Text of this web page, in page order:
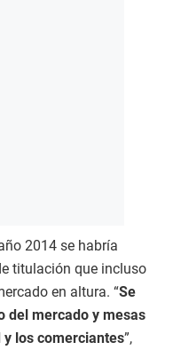
2014 se habría
titulación que incluso
en altura. “Se
del mercado y mesas
los comerciantes”,